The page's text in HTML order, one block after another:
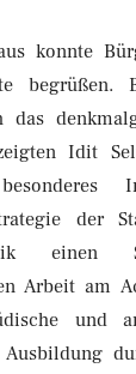
konnte
begrüßen.
das
Idit
der
einen
Arbeit am
und